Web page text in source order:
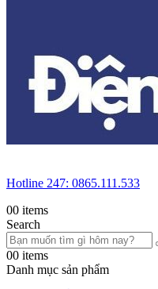
Hotline 247: 0865.111.533
00 items
Search
00 items
Danh mục sản phẩm